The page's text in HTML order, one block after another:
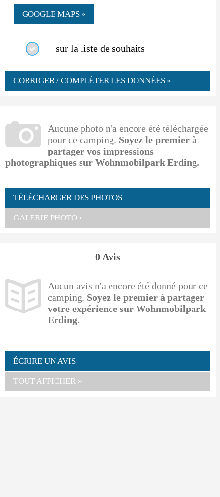
GOOGLE MAPS »
sur la liste de souhaits
CORRIGER / COMPLÉTER LES DONNÉES »
Aucune photo n'a encore été téléchargée
pour ce camping. Soyez le premier à
partager vos impressions
photographiques sur Wohnmobilpark Erding.
TÉLÉCHARGER DES PHOTOS
GALERIE PHOTO »
0 Avis
Aucun avis n'a encore été donné pour ce
camping. Soyez le premier à partager
votre expérience sur Wohnmobilpark
Erding.
ÉCRIRE UN AVIS
TOUT AFFICHER »